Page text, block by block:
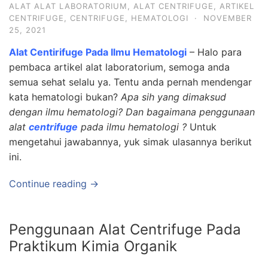
ALAT ALAT LABORATORIUM ALAT CENTRIFUGE
ARTIKEL
CENTRIFUGE
CENTRIFUGE HEMATOLOGI ·
NOVEMBER
25, 2021
Alat Centirifuge Pada Ilmu Hematologi – Halo para
pembaca artikel alat laboratorium, semoga anda
semua sehat selalu ya. Tentu anda pernah mendengar
kata hematologi bukan? Apa sih yang dimaksud
dengan ilmu hematologi? Dan bagaimana penggunaan
alat centrifuge pada ilmu hematologi ? Untuk
mengetahui jawabannya, yuk simak ulasannya berikut
ini.
Continue reading →
Penggunaan Alat Centrifuge Pada
Praktikum Kimia Organik